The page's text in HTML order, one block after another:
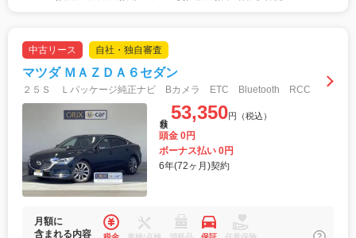
中古リース 自社・独自審査
マツダ ＭＡＺＤＡ６セダン
２５Ｓ Ｌパッケージ純正ナビ Bカメラ ETC Bluetooth RCC
53,350円（税込）
頭金 0円
ボーナス払い 0円
6年(72ヶ月)契約
月額に
含まれる内容